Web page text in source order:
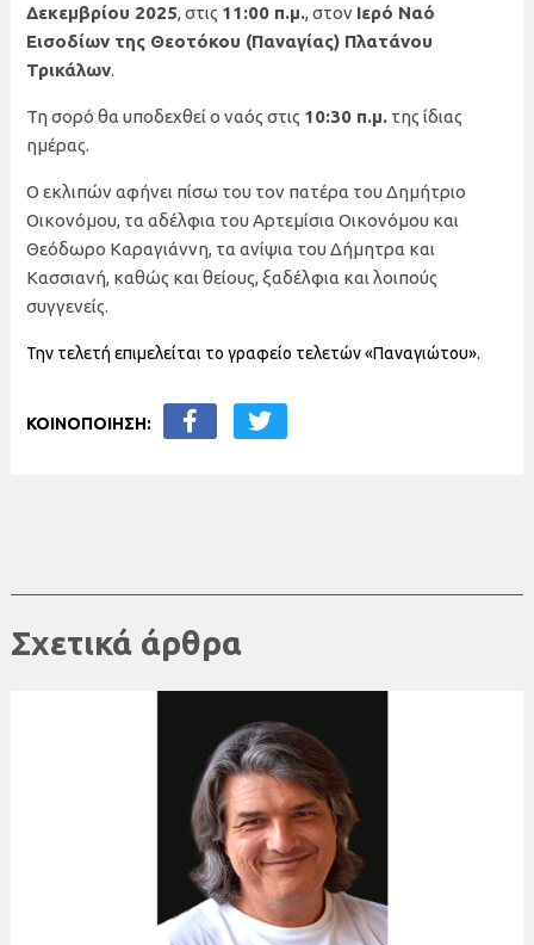
Δεκεμβρίου 2025, στις 11:00 π.μ., στον Ιερό Ναό
Εισοδίων της Θεοτόκου (Παναγίας) Πλατάνου
Τρικάλων.
Τη σορό θα υποδεχθεί ο ναός στις 10:30 π.μ.της ίδιας
ημέρας.
Ο εκλιπών αφήνει πίσω του τον πατέρα του Δημήτριο
Οικονόμου, τα αδέλφια του Αρτεμίσια Οικονόμου και
Θεόδωρο Καραγιάννη, τα ανίψια του Δήμητρα και
Κασσιανή, καθώς και θείους, ξαδέλφια και λοιπούς
συγγενείς.
Την τελετή επιμελείται το γραφείο τελετών «Παναγιώτου».
ΚΟΙΝΟΠΟΙΗΣΗ:
Σχετικά άρθρα